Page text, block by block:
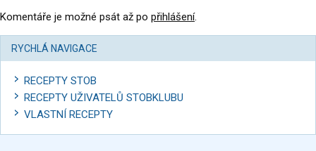
Komentáře je možné psát až po přihlášení.
RYCHLÁ NAVIGACE
RECEPTY STOB
RECEPTY UŽIVATELŮ STOBKLUBU
VLASTNÍ RECEPTY